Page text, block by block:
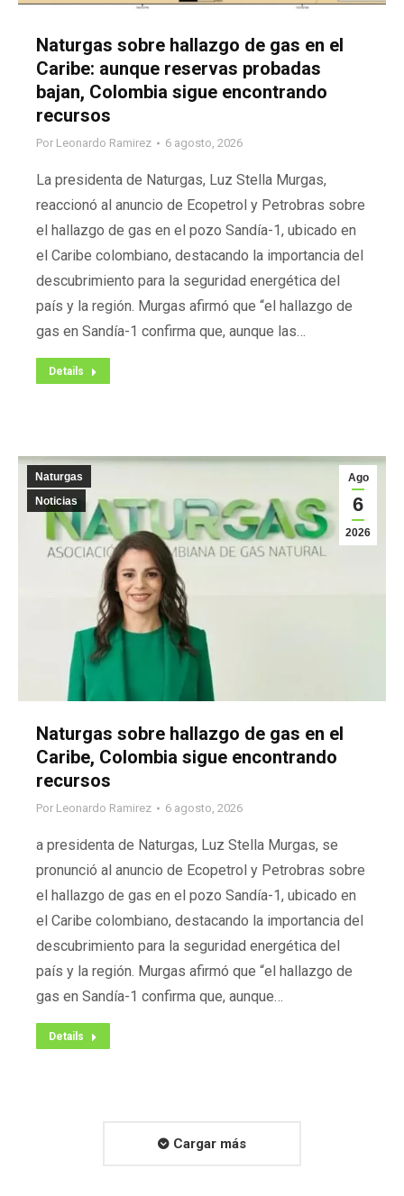
Naturgas sobre hallazgo de gas en el
Caribe: aunque reservas probadas
bajan, Colombia sigue encontrando
recursos
Por Leonardo Ramirez 6 agosto, 2026
La presidenta de Naturgas, Luz Stella Murgas,
reaccionó al anuncio de Ecopetrol y Petrobras sobre
el hallazgo de gas en el pozo Sandía-1, ubicado en
el Caribe colombiano, destacando la importancia del
descubrimiento para la seguridad energética del
país y la región. Murgas afirmó que “el hallazgo de
gas en Sandía-1 confirma que, aunque las…
Details
Ago
6
2026
Naturgas
Noticias
Naturgas sobre hallazgo de gas en el
Caribe, Colombia sigue encontrando
recursos
Por Leonardo Ramirez 6 agosto, 2026
a presidenta de Naturgas, Luz Stella Murgas, se
pronunció al anuncio de Ecopetrol y Petrobras sobre
el hallazgo de gas en el pozo Sandía-1, ubicado en
el Caribe colombiano, destacando la importancia del
descubrimiento para la seguridad energética del
país y la región. Murgas afirmó que “el hallazgo de
gas en Sandía-1 confirma que, aunque…
Details
Cargar más